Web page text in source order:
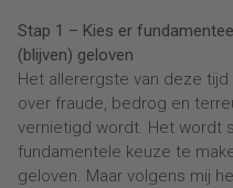
Stap 1 – Kies er
(blijven) geloven
Het allerergste van deze
over fraude, bedrog en
vernietigd wordt. Het wordt
fundamentele keuze te
geloven. Maar volgens mij